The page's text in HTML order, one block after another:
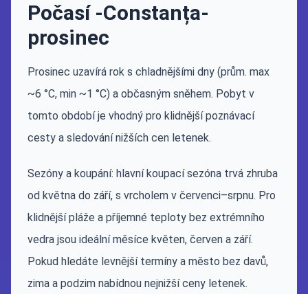
Počasí -Constanța-
prosinec
Prosinec uzavírá rok s chladnějšími dny (prům. max
~6 °C, min ~1 °C) a občasným sněhem. Pobyt v
tomto období je vhodný pro klidnější poznávací
cesty a sledování nižších cen letenek.
Sezóny a koupání: hlavní koupací sezóna trvá zhruba
od května do září, s vrcholem v červenci–srpnu. Pro
klidnější pláže a příjemné teploty bez extrémního
vedra jsou ideální měsíce květen, červen a září.
Pokud hledáte levnější termíny a město bez davů,
zima a podzim nabídnou nejnižší ceny letenek.